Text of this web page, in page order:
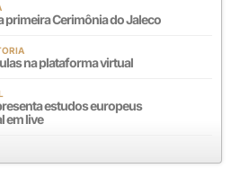
primeira Cerimônia do Jaleco
na plataforma virtual
estudos europeus
em live